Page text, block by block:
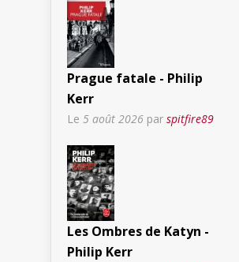
Prague fatale - Philip
Kerr
Le 5 août 2026 par spitfire89
Les Ombres de Katyn -
Philip Kerr